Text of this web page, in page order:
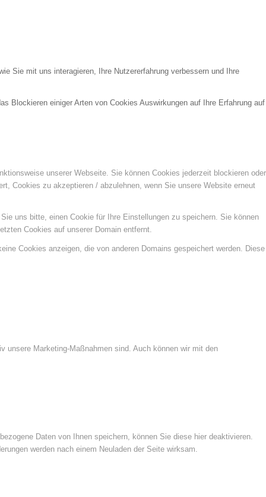
Sie mit uns interagieren, Ihre Nutzererfahrung verbessern und Ihre
Blockieren einiger Arten von Cookies Auswirkungen auf Ihre Erfahrung auf
unserer Webseite. Sie können Cookies jederzeit blockieren oder
Cookies zu akzeptieren / abzulehnen, wenn Sie unsere Website erneut
uns bitte, einen Cookie für Ihre Einstellungen zu speichern. Sie können
Cookies auf unserer Domain entfernt.
Cookies anzeigen, die von anderen Domains gespeichert werden. Diese
unsere Marketing-Maßnahmen sind. Auch können wir mit den
Daten von Ihnen speichern, können Sie diese hier deaktivieren.
werden nach einem Neuladen der Seite wirksam.